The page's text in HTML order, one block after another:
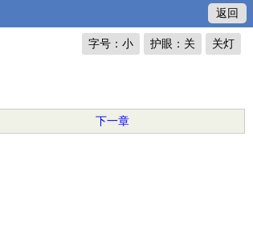
返回
关灯
护眼：关
字号：小
下一章